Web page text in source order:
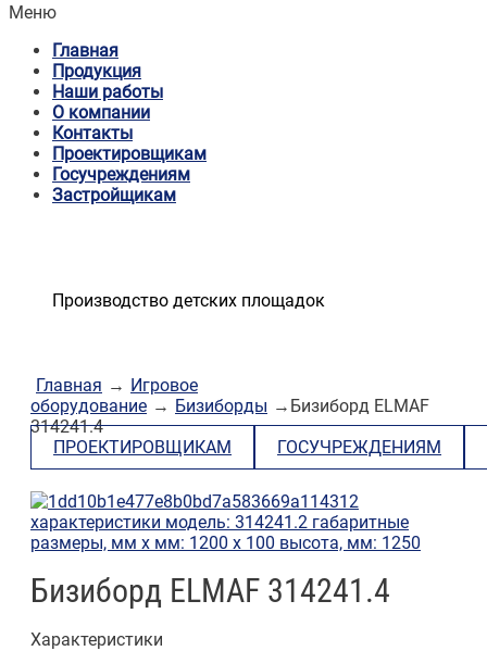
Меню
Главная
Продукция
Наши работы
О компании
Контакты
Проектировщикам
Госучреждениям
Застройщикам
Производство детских площадок
Главная → Игровое
оборудование → Бизиборды →Бизиборд ELMAF
314241.4
ПРОЕКТИРОВЩИКАМ
ГОСУЧРЕЖДЕНИЯМ
Бизиборд ELMAF 314241.4
Характеристики